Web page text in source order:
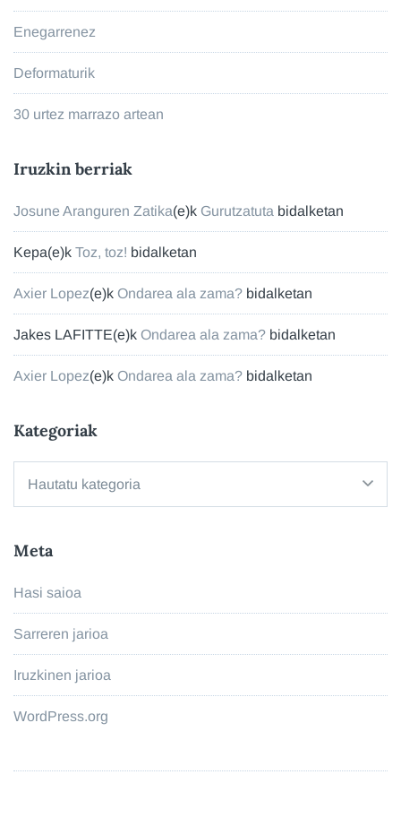
Enegarrenez
Deformaturik
30 urtez marrazo artean
Iruzkin berriak
Josune Aranguren Zatika(e)k Gurutzatuta bidalketan
Kepa(e)k Toz, toz! bidalketan
Axier Lopez(e)k Ondarea ala zama? bidalketan
Jakes LAFITTE(e)k Ondarea ala zama? bidalketan
Axier Lopez(e)k Ondarea ala zama? bidalketan
Kategoriak
Meta
Hasi saioa
Sarreren jarioa
Iruzkinen jarioa
WordPress.org